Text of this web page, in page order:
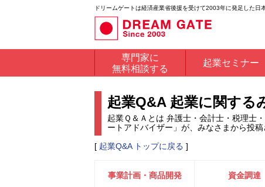
ドリームゲートは経済産業省後援を受けて2003年に発足した日
専門家に
無料相談する
起業セミナー
起業Q&A 起業に関する
起業Ｑ＆Ａとは 弁護士・会計士・税理士
ートアドバイザー」が、みなさまから投
[ 起業Q&A トップに戻る ]
事業計画・商品開発 資金調達